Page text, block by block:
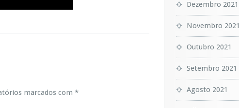
marcados com *
Dezembro 2021
Novembro 2021
Outubro 2021
Setembro 2021
Agosto 2021